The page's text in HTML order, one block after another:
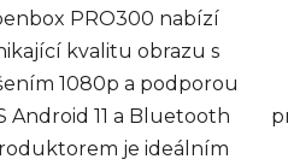
PRO300 nabízí
kvalitu obrazu s
1080p a podporou
Android 11 a Bluetooth
je ideálním